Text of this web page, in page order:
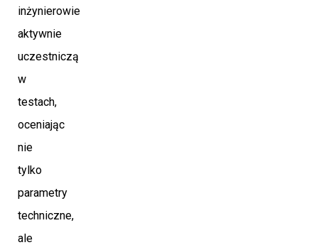
inżynierowie
aktywnie
uczestniczą
w
testach,
oceniając
nie
tylko
parametry
techniczne,
ale